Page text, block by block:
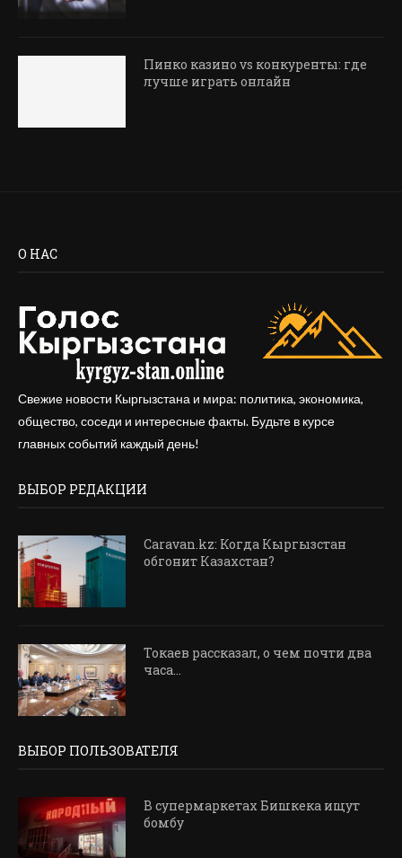
Пинко казино vs конкуренты: где
лучше играть онлайн
О НАС
Свежие новости Кыргызстана и мира: политика, экономика,
общество, соседи и интересные факты. Будьте в курсе
главных событий каждый день!
ВЫБОР РЕДАКЦИИ
Caravan.kz: Когда Кыргызстан
обгонит Казахстан?
Токаев рассказал, о чем почти два
часа...
ВЫБОР ПОЛЬЗОВАТЕЛЯ
В супермаркетах Бишкека ищут
бомбу